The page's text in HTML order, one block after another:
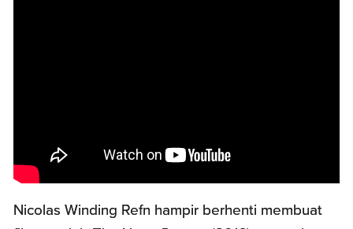
Nicolas Winding Refn hampir berhenti membuat